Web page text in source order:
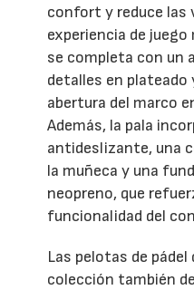
confort y reduce las
experiencia de
se completa con un
detalles en plateado
abertura del marco
Además, la pala
antideslizante, una
la muñeca y una
neopreno, que
funcionalidad del
Las pelotas de pádel
colección también